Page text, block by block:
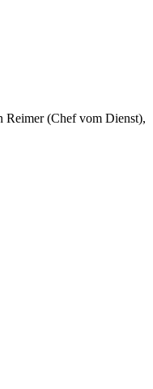
Reimer (Chef vom Dienst),